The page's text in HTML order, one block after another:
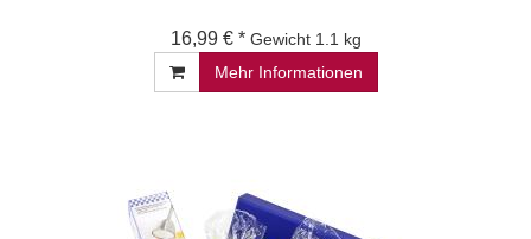
16,99 € * Gewicht 1.1 kg
Mehr Informationen